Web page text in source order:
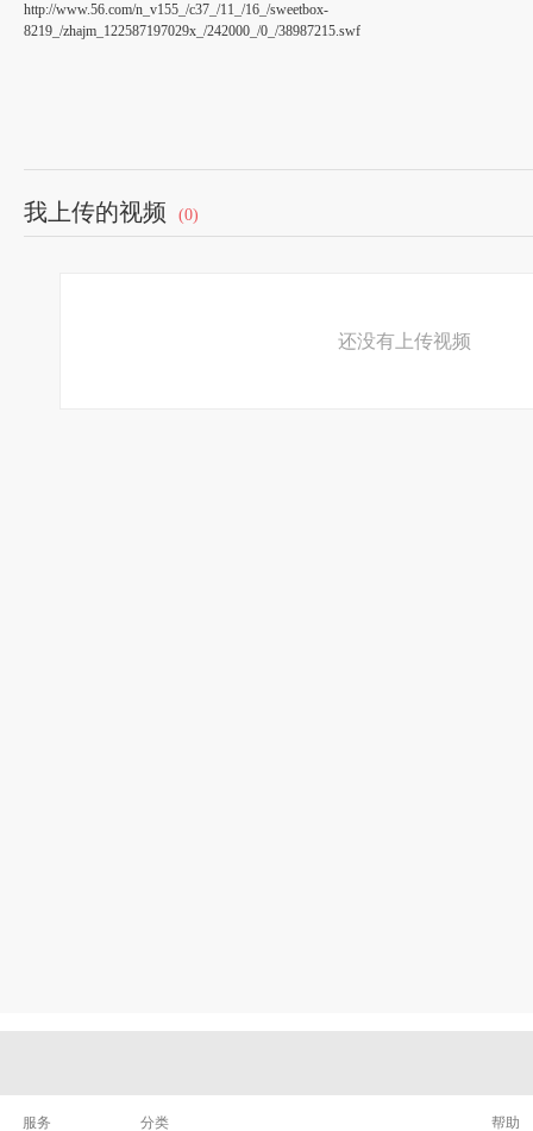
http://www.56.com/n_v155_/c37_/11_/16_/sweetbox-
8219_/zhajm_122587197029x_/242000_/0_/38987215.swf
侠客
伊耳迷
我上传的视频 (0)
还没有上传视频
服务
分类
帮助